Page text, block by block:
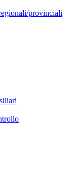
provinciali